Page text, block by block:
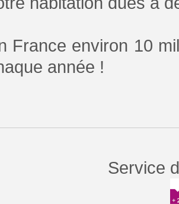
France environ 10
année !
Service